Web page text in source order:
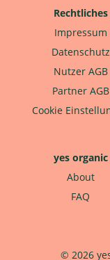
Rechtliches
Impressum
Datenschutz
Nutzer AGB
Partner AGB
Cookie
yes organic
About
FAQ
© 2026